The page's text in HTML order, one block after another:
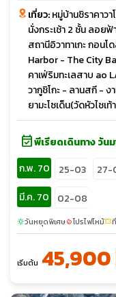
เที่ยว:หมู่บ้านชิราคาวา
นั่งกระเช้า 2 ชั้น ลอยฟ้
สถานีอิวาทาเกะ กอน
Harbor - The City
คาเฟ่ริมทะเลสาบ ao
วากูชิโกะ - ลานสกี -
ยามะโซเด็น(วัดหัวไชเ
event_availableพีเรียดเดินทาง วัน
ก.พ. 70
25-03
27-
มี.ค. 70
02-08
sunnyวันหยุดพิเศษlocal_fire_departmentโปรไฟไหม้confirmation_number
เริ่มต้น 45,900